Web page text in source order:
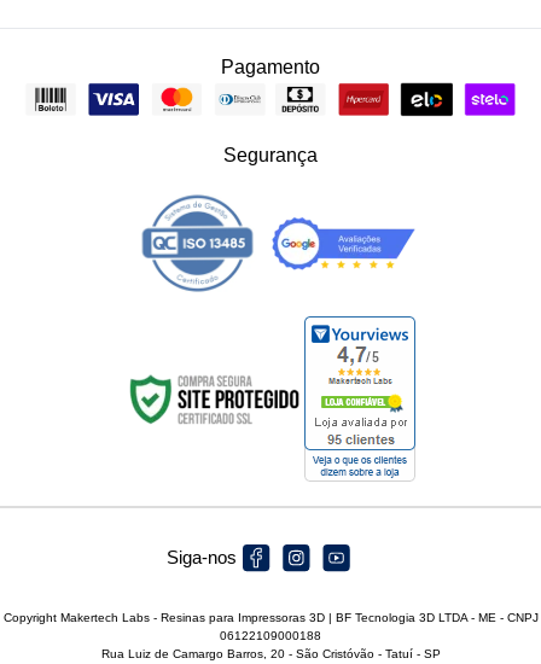
Pagamento
Segurança
Siga-nos
Copyright Makertech Labs - Resinas para Impressoras 3D | BF Tecnologia 3D LTDA - ME - CNPJ
06122109000188
Rua Luiz de Camargo Barros, 20 - São Cristóvão - Tatuí - SP